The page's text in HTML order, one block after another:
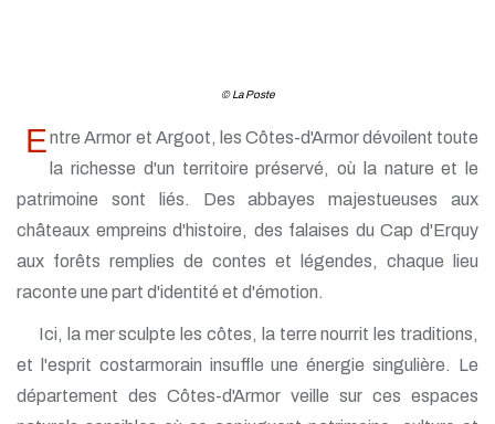
© La Poste
Entre Armor et Argoot, les Côtes-d'Armor dévoilent toute
la richesse d'un territoire préservé, où la nature et le
patrimoine sont liés. Des abbayes majestueuses aux
châteaux empreins d'histoire, des falaises du Cap d'Erquy
aux forêts remplies de contes et légendes, chaque lieu
raconte une part d'identité et d'émotion.
Ici, la mer sculpte les côtes, la terre nourrit les traditions,
et l'esprit costarmorain insuffle une énergie singulière. Le
département des Côtes-d'Armor veille sur ces espaces